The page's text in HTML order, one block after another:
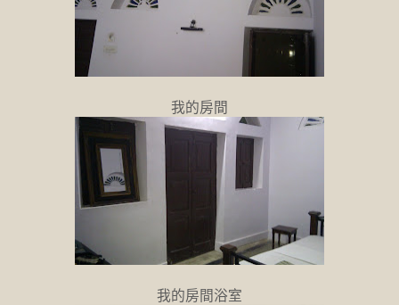
我的房間
我的房間浴室